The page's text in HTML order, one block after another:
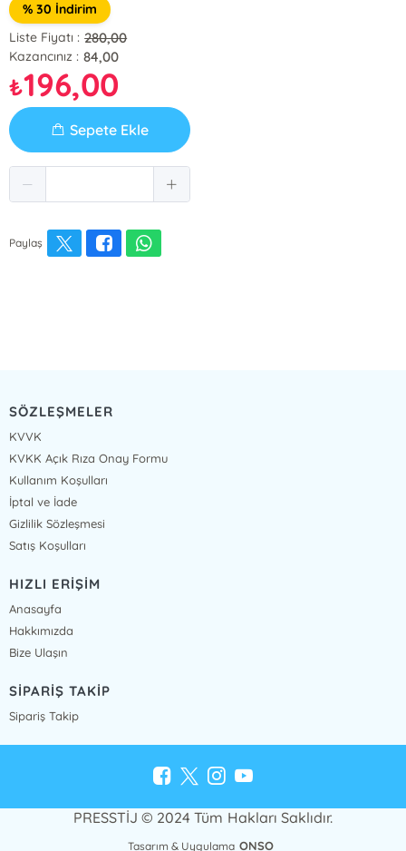
% 30 İndirim
Liste Fiyatı : 280,00
Kazancınız : 84,00
₺196,00
Sepete Ekle
Paylaş
SÖZLEŞMELER
KVVK
KVKK Açık Rıza Onay Formu
Kullanım Koşulları
İptal ve İade
Gizlilik Sözleşmesi
Satış Koşulları
HIZLI ERİŞİM
Anasayfa
Hakkımızda
Bize Ulaşın
SİPARİŞ TAKİP
Sipariş Takip
PRESSTİJ © 2024 Tüm Hakları Saklıdır.
Tasarım & Uygulama ONSO